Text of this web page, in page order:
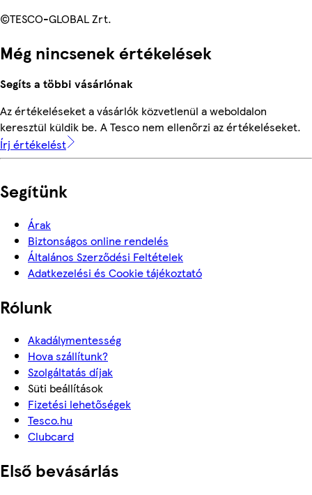
©TESCO-GLOBAL Zrt.
Még nincsenek értékelések
Segíts a többi vásárlónak
Az értékeléseket a vásárlók közvetlenül a weboldalon
keresztül küldik be. A Tesco nem ellenőrzi az értékeléseket.
Írj értékelést
Segítünk
Árak
Biztonságos online rendelés
Általános Szerződési Feltételek
Adatkezelési és Cookie tájékoztató
Rólunk
Akadálymentesség
Hova szállítunk?
Szolgáltatás díjak
Süti beállítások
Fizetési lehetőségek
Tesco.hu
Clubcard
Első bevásárlás